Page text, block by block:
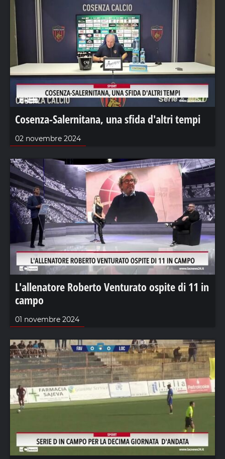
Cosenza-Salernitana, una sfida d'altri tempi
02 novembre 2024
L'allenatore Roberto Venturato ospite di 11 in
campo
01 novembre 2024